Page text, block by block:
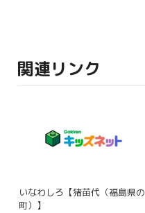
関連リンク
いなわしろ【猪苗代（福島県の
町）】